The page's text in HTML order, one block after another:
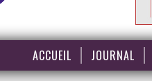
ACCUEIL JOURNAL